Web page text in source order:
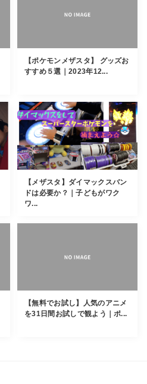
【ポケモンメザスタ】 グッズお
すすめ５選｜2023年12...
【メザスタ】ダイマックスバン
ドは必要か？｜子どもがワク
ワ...
【無料でお試し】人気のアニメ
を31日間お試しで観よう｜ポ...